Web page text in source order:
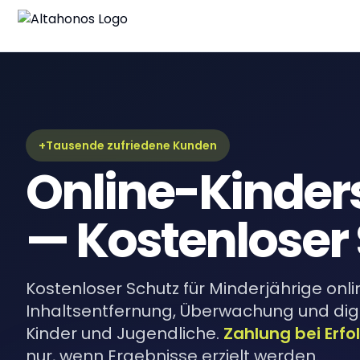
+Tausende zufriedene Kunden
Online-
— Kostenloser
Kostenloser Schutz für Minderjährige
Inhaltsentfernung, Überwachung und
Kinder und Jugendliche. Zahlung bei